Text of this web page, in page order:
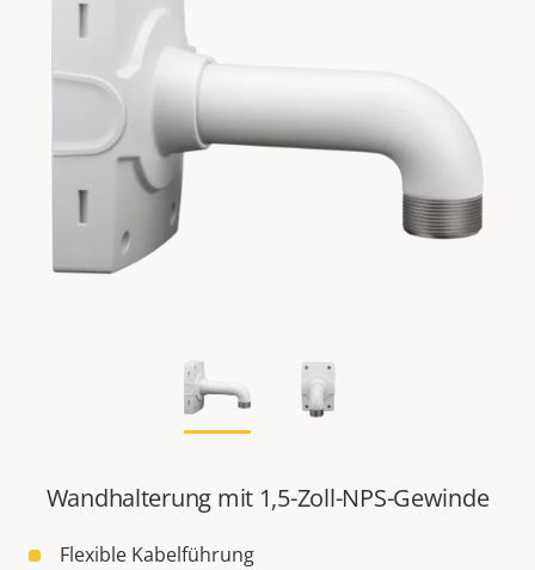
Wandhalterung mit 1,5-Zoll-NPS-Gewinde
Flexible Kabelführung